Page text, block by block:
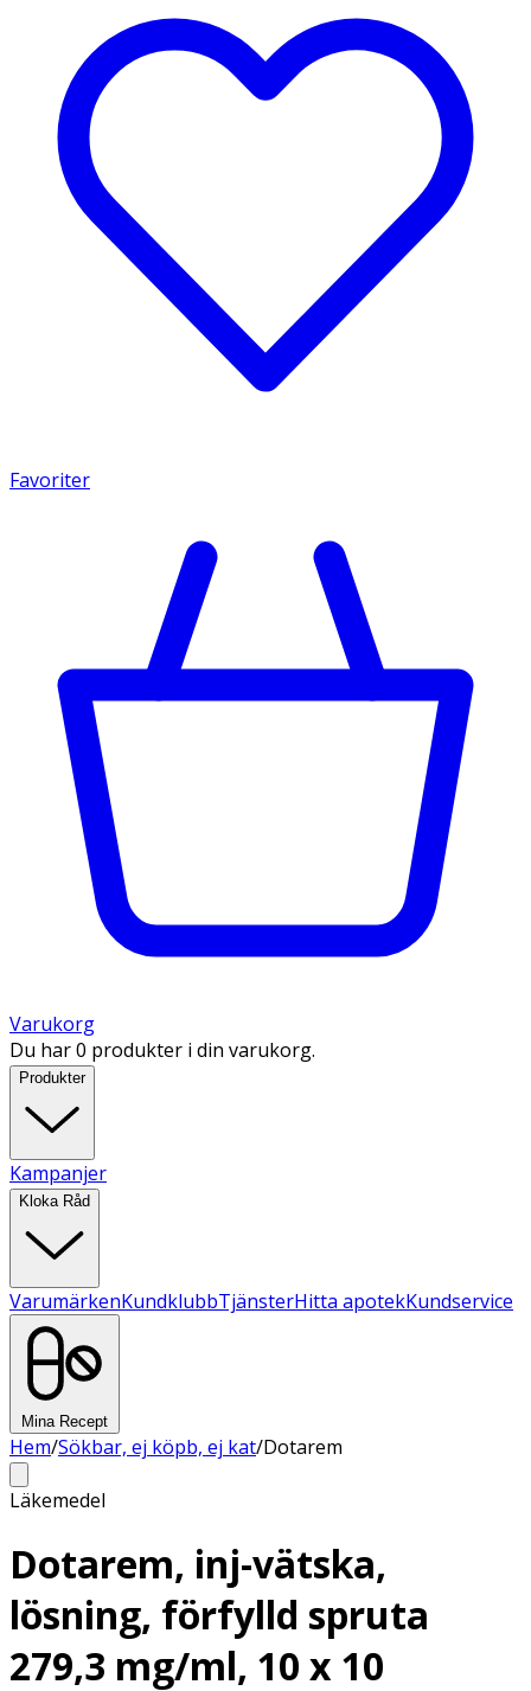
Favoriter
Varukorg
Du har 0 produkter i din varukorg.
Produkter
Kampanjer
Kloka Råd
VarumärkenKundklubbTjänsterHitta apotekKundservice
Mina Recept
Hem/Sökbar, ej köpb, ej kat/Dotarem
Läkemedel
Dotarem, inj-vätska,
lösning, förfylld spruta
279,3 mg/ml, 10 x 10